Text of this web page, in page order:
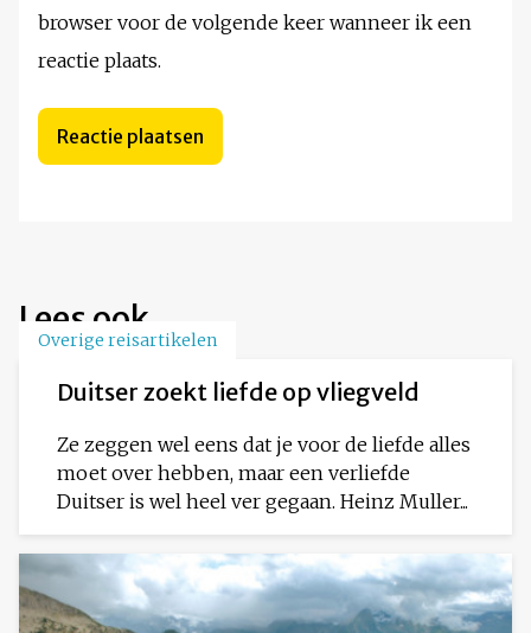
browser voor de volgende keer wanneer ik een
reactie plaats.
Lees ook
Overige reisartikelen
Duitser zoekt liefde op vliegveld
Ze zeggen wel eens dat je voor de liefde alles
moet over hebben, maar een verliefde
Duitser is wel heel ver gegaan. Heinz Muller...